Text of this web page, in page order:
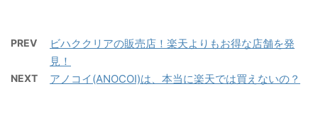
PREV
ビハククリアの販売店！楽天よりもお得な店舗を発
見！
NEXT アノコイ(ANOCOI)は、本当に楽天では買えないの？